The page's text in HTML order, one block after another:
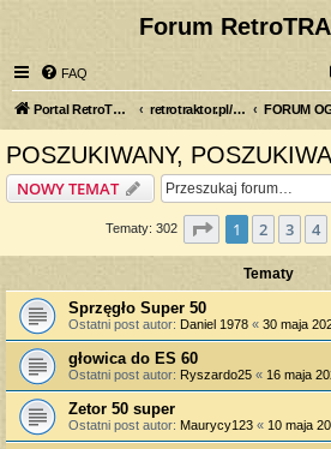
Forum
FAQ
Portal RetroTRAKTOR.pl retrotraktor.pl/forum
POSZUKIWANY,
NOWY TEMAT
Tematy: 302 Strona1 z13
1 2 3 4
Tematy
Sprzęgło Super 50
Ostatni post autor: Daniel 1978 « 30 maja
głowica do ES 60
Ostatni post autor: Ryszardo25 « 16 maja
Zetor 50 super
Ostatni post autor: Maurycy123 « 10 maja